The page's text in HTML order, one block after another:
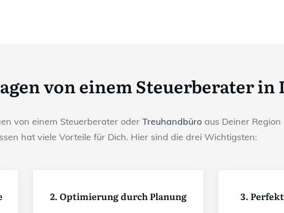
von einem Steuerberater in
von einem Steuerberater oder Treuhandbüro aus Deiner
hat viele Vorteile für Dich. Hier sind die drei Wichtigsten:
2. Optimierung durch Planung 3.